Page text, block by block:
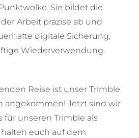
Sie bildet die
Arbeit präzise ab und
digitale Sicherung,
Wiederverwendung.
Reise ist unser Trimble
angekommen! Jetzt sind wir
für unseren Trimble als
euch auf dem